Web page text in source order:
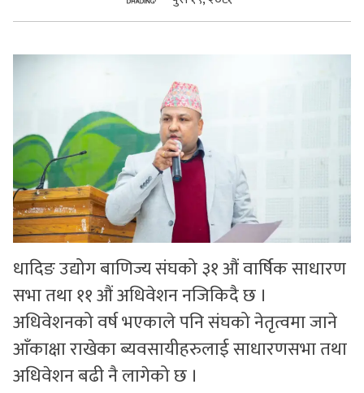
सुचनाहरु
स्वास्थ्य
धादिङ उद्योग बाणिज्य संघको ३१ औं वार्षिक साधारण
सभा तथा ११ औं अधिवेशन नजिकिदै छ ।
अधिवेशनको वर्ष भएकाले पनि संघको नेतृत्वमा जाने
आँकाक्षा राखेका ब्यवसायीहरुलाई साधारणसभा तथा
अधिवेशन बढी नै लागेको छ ।